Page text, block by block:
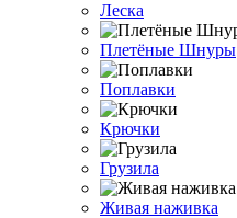
Леска
Плетёные Шнуры
Поплавки
Крючки
Грузила
Живая наживка